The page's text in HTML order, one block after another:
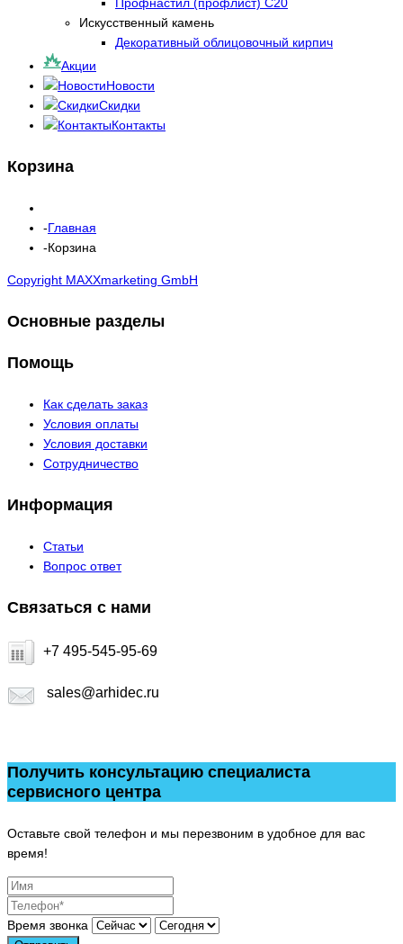
Искусственный камень
Декоративный облицовочный кирпич
Акции
Новости
Скидки
Контакты
Корзина
Главная
Корзина
Copyright MAXXmarketing GmbH
Основные разделы
Помощь
Как сделать заказ
Условия оплаты
Условия доставки
Сотрудничество
Информация
Статьи
Вопрос ответ
Связаться с нами
+7 495-545-95-69
sales@arhidec.ru
Получить консультацию специалиста
сервисного центра
Оставьте свой телефон и мы перезвоним в удобное для вас
время!
Время звонка